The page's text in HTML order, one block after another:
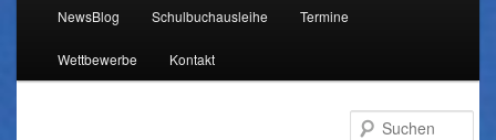
wechseln
NewsBlog Schulbuchausleihe Termine
Wettbewerbe Kontakt